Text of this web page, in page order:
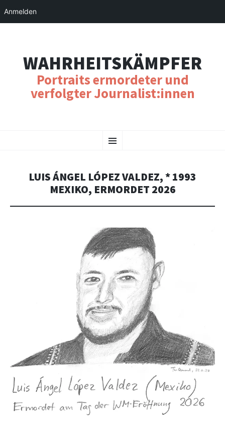
WAHRHEITSKÄMPFER
Portraits ermordeter und
verfolgter Journalist:innen
Menu
TO
LUIS ÁNGEL LÓPEZ VALDEZ, * 1993
MEXIKO, ERMORDET 2026
Anmelden